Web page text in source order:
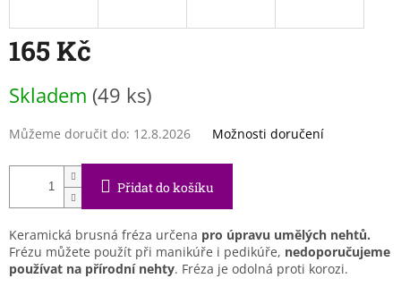
165 Kč
cena:
Skladem (49 ks)
Můžeme doručit do: 12.8.2026 Možnosti doručení
Přidat do košíku
Keramická brusná fréza určena pro úpravu umělých nehtů.
Frézu můžete použít při manikúře i pedikúře, nedoporučujeme
používat na přírodní nehty. Fréza je odolná proti korozi.